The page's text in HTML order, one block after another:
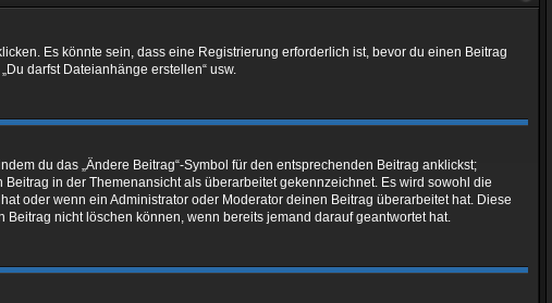
Es könnte sein, dass eine Registrierung erforderlich ist, bevor du einen Beitrag
darfst Dateianhänge erstellen“ usw.
du das „Ändere Beitrag“-Symbol für den entsprechenden Beitrag anklickst;
in der Themenansicht als überarbeitet gekennzeichnet. Es wird sowohl die
oder wenn ein Administrator oder Moderator deinen Beitrag überarbeitet hat. Diese
nicht löschen können, wenn bereits jemand darauf geantwortet hat.